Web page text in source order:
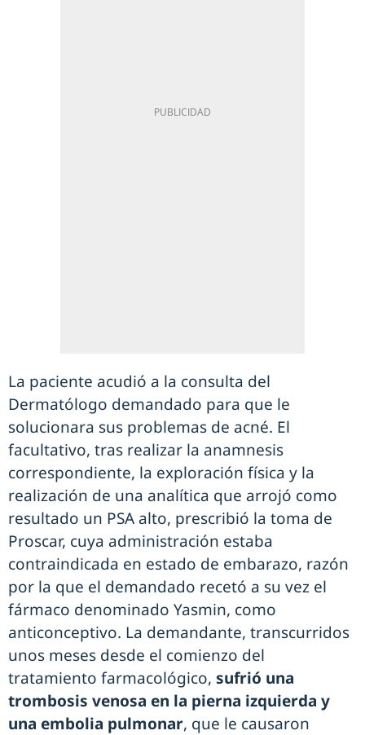
La paciente acudió a la consulta del
Dermatólogo demandado para que le
solucionara sus problemas de acné. El
facultativo, tras realizar la anamnesis
correspondiente, la exploración física y la
realización de una analítica que arrojó como
resultado un PSA alto, prescribió la toma de
Proscar, cuya administración estaba
contraindicada en estado de embarazo, razón
por la que el demandado recetó a su vez el
fármaco denominado Yasmin, como
anticonceptivo. La demandante, transcurridos
unos meses desde el comienzo del
tratamiento farmacológico, sufrió una
trombosis venosa en la pierna izquierda y
una embolia pulmonar, que le causaron